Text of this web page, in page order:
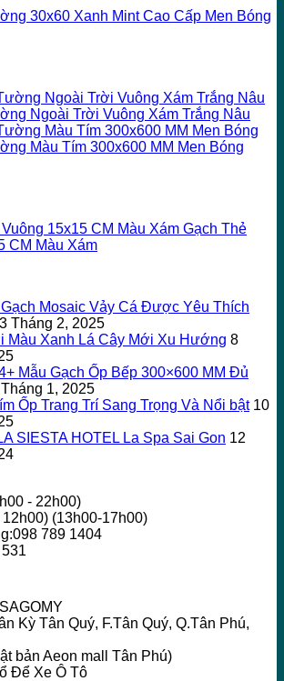
30x60 Xanh Mint Cao Cấp Men Bóng
Ngoài Trời Vuông Xám Trắng Nâu
Màu Tím 300x600 MM Men Bóng
Gạch Thẻ
CM Màu Xám
Mosaic Vảy Cá Được Yêu Thích
Tháng 2, 2025
Màu Xanh Lá Cây Mới Xu Hướng 8
Mẫu Gạch Ốp Bếp 300×600 MM Đủ
1, 2025
Ốp Trang Trí Sang Trọng Và Nổi bật 10
SIESTA HOTEL La Spa Sai Gon 12
- 22h00)
(13h00-17h00)
789 1404
Kỳ Tân Quý, F.Tân Quý, Q.Tân Phú,
bản Aeon mall Tân Phú)
Để Xe Ô Tô